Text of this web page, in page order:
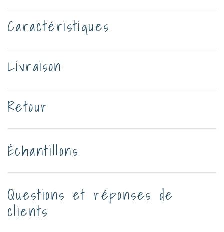
Caractéristiques
Livraison
Retour
Échantillons
Questions et réponses de
clients